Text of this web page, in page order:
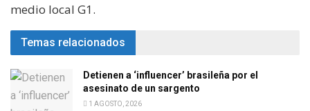
medio local G1.
Temas relacionados
Detienen a ‘influencer’ brasileña por el
asesinato de un sargento
1 AGOSTO, 2026